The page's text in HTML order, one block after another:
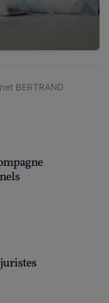
BERTRAND